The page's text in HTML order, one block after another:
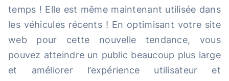
temps ! Elle est même maintenant utilisée dans
les véhicules récents ! En optimisant votre site
web pour cette nouvelle tendance, vous
pouvez atteindre un public beaucoup plus large
et améliorer l’expérience utilisateur et